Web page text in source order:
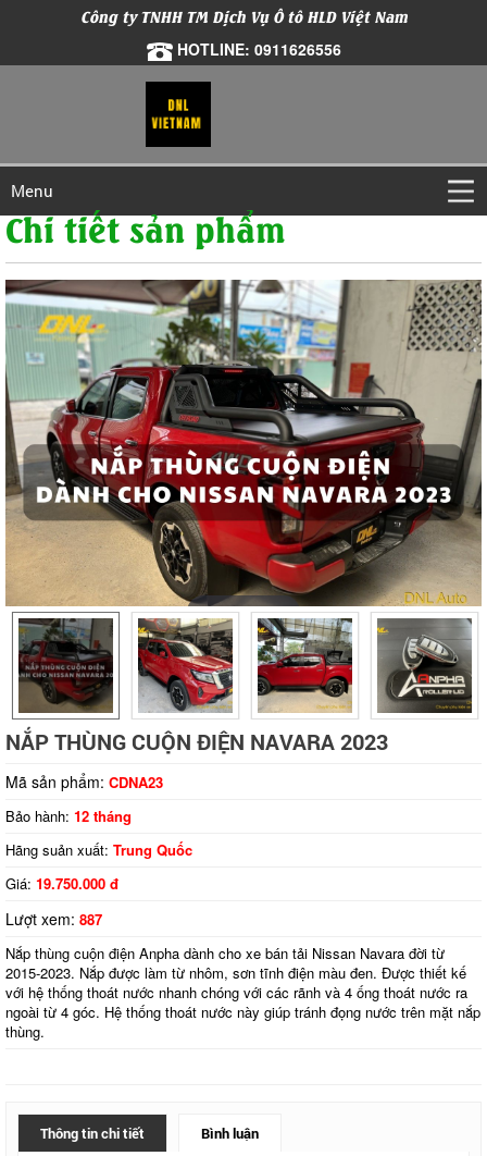
Công ty TNHH TM Dịch Vụ Ô tô HLD Việt Nam
HOTLINE: 0911626556
Menu
Chi tiết sản phẩm
Tap to expand
NẮP THÙNG CUỘN ĐIỆN NAVARA 2023
Mã sản phẩm: CDNA23
Bảo hành: 12 tháng
Hãng suản xuất: Trung Quốc
Giá: 19.750.000 đ
Lượt xem: 887
Nắp thùng cuộn điện Anpha dành cho xe bán tải Nissan Navara đời từ
2015-2023. Nắp được làm từ nhôm, sơn tĩnh điện màu đen. Được thiết kế
với hệ thống thoát nước nhanh chóng với các rãnh và 4 ống thoát nước ra
ngoài từ 4 góc. Hệ thống thoát nước này giúp tránh đọng nước trên mặt nắp
thùng.
Thông tin chi tiết Bình luận